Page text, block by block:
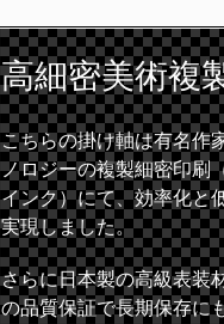
高細密美術複
こちらの掛け軸は有名作
ノロジーの複製細密印刷
インク）にて、効率化と
実現しました。
さらに日本製の高級表装
の品質保証で長期保存に